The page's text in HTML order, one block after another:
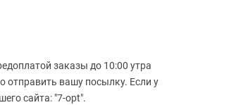
заказы до 10:00 утра
отправить вашу посылку. Если у
сайта: "7-opt".